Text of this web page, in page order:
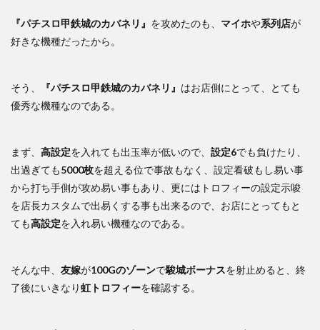
『パチスロ甲鉄城のカバネリ』 を攻めたのも、 マイホや系列店が
好きな機種だったから。
そう、 『パチスロ甲鉄城のカバネリ』 はお店側にとって、とても
優秀な機種なのである。
まず、 高設定を入れても出玉率が低いので、 設定6でも負けたり、
出過ぎても5000枚を超える位で事故もなく、設定看破もし易い事
から打ち手側が攻め易い事もあり、更にはトロフィーの設定示唆
を店長カスタムで出易くする事も出来るので、お店にとってもと
ても高設定を入れ易い機種なのである。
そんな中、 友嫁が100Gのゾーンで駿城ボーナスを射止めると、終
了後にいきなり虹トロフィーを確認する。